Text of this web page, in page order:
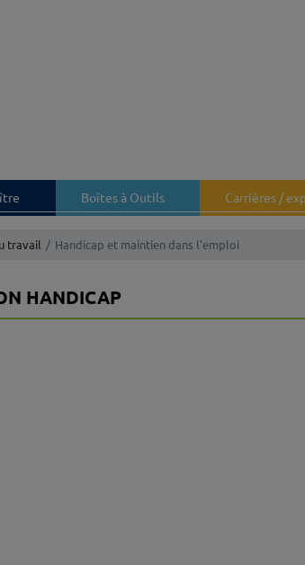
Boîtes à Outils Carrières /
travail Handicap et maintien dans l'emploi
HANDICAP